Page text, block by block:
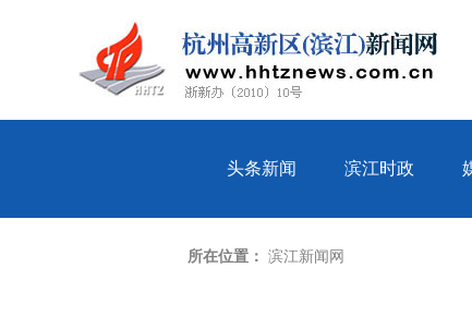
头条新闻 滨江时政
所在位置： 滨江新闻网